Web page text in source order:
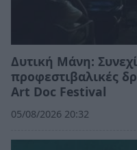
Δυτική Μάνη:
προφεστιβαλικές
Art Doc Festival
05/08/2026 20:32